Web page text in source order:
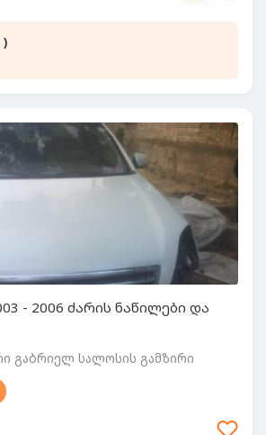
- 2006 ძარის ნაწილები და
გაბრიელ სალოსის გამზირი